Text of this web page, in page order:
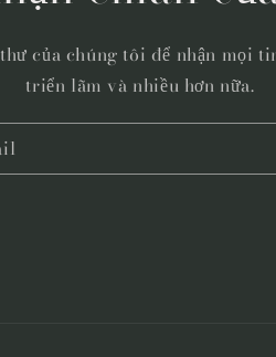
của chúng tôi để nhận mọi
triển lãm và nhiều hơn nữa.